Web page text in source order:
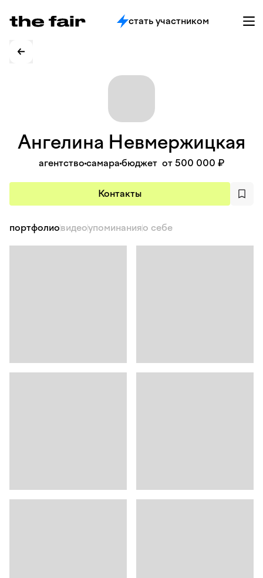
стать участником
Ангелина Невмержицкая
агентство самара бюджет от 500 000 ₽
Контакты
портфолиовидеоупоминанияо себе